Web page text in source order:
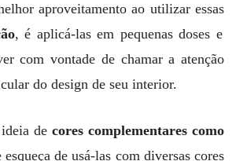
aproveitamento ao utilizar essas
, é aplicá-las em pequenas doses e
com vontade de chamar a atenção
do design de seu interior.
de cores complementares como
esqueça de usá-las com diversas cores